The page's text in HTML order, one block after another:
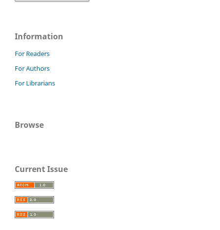
Information
For Readers
For Authors
For Librarians
Browse
Current Issue